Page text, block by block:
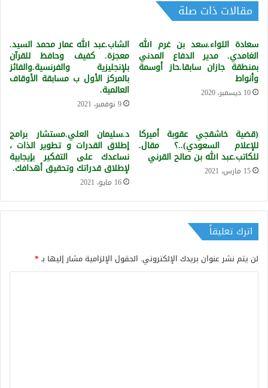
مقالات ذات صلة
سعادة اللواء.سعد بن غرم الله
الغامدي. مدير الدفاع المدني
بمنطقة جازان سابقا.حاز أوسمة
وأنواط
10 ديسمبر، 2020
الشاب.عبد الله عمار محمد السيد.
معجزة. كفيف وحافظ للقرآن
بلإنجليزية والفرنسية.والفائز
بالمركز الأول ب مسابقة الأوقاف
العالمية.
9 نوفمبر، 2021
(قضية خاشقجي عقوبة أميركا
للإعلام السعودي)..؟ مقال.
للكاتب.عبد الله بن صالح القرني
15 مارس، 2021
د.سليمان العلي.‏مستشار برامج
إطلاق القدرات و تطوير الذات ،
نساعدك على التفكير بإيجابية
لإطلاق قدراتك وتحقيق أهدافك.
16 مايو، 2021
اترك تعليقاً
لن يتم نشر عنوان بريدك الإلكتروني. الحقول الإلزامية مشار إليها بـ*